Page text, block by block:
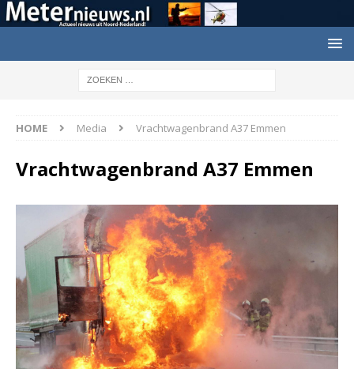
HOME Media Vrachtwagenbrand A37 Emmen
Vrachtwagenbrand A37 Emmen